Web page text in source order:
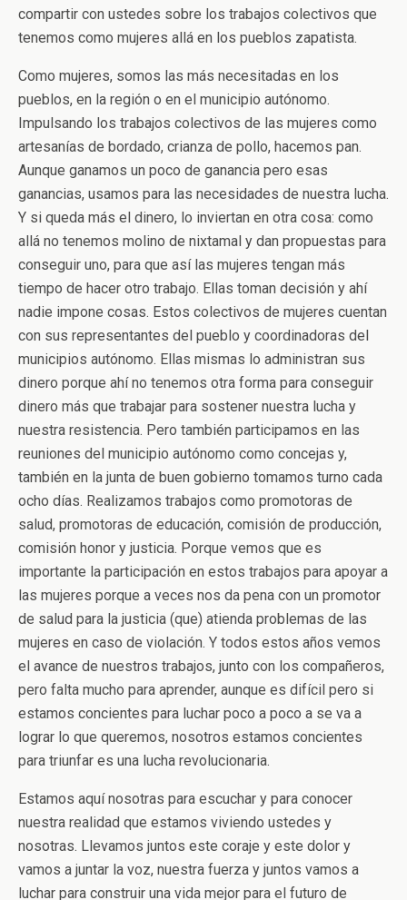
compartir con ustedes sobre los trabajos colectivos que
tenemos como mujeres allá en los pueblos zapatista.
Como mujeres, somos las más necesitadas en los
pueblos, en la región o en el municipio autónomo.
Impulsando los trabajos colectivos de las mujeres como
artesanías de bordado, crianza de pollo, hacemos pan.
Aunque ganamos un poco de ganancia pero esas
ganancias, usamos para las necesidades de nuestra lucha.
Y si queda más el dinero, lo inviertan en otra cosa: como
allá no tenemos molino de nixtamal y dan propuestas para
conseguir uno, para que así las mujeres tengan más
tiempo de hacer otro trabajo. Ellas toman decisión y ahí
nadie impone cosas. Estos colectivos de mujeres cuentan
con sus representantes del pueblo y coordinadoras del
municipios autónomo. Ellas mismas lo administran sus
dinero porque ahí no tenemos otra forma para conseguir
dinero más que trabajar para sostener nuestra lucha y
nuestra resistencia. Pero también participamos en las
reuniones del municipio autónomo como concejas y,
también en la junta de buen gobierno tomamos turno cada
ocho días. Realizamos trabajos como promotoras de
salud, promotoras de educación, comisión de producción,
comisión honor y justicia. Porque vemos que es
importante la participación en estos trabajos para apoyar a
las mujeres porque a veces nos da pena con un promotor
de salud para la justicia (que) atienda problemas de las
mujeres en caso de violación. Y todos estos años vemos
el avance de nuestros trabajos, junto con los compañeros,
pero falta mucho para aprender, aunque es difícil pero si
estamos concientes para luchar poco a poco a se va a
lograr lo que queremos, nosotros estamos concientes
para triunfar es una lucha revolucionaria.
Estamos aquí nosotras para escuchar y para conocer
nuestra realidad que estamos viviendo ustedes y
nosotras. Llevamos juntos este coraje y este dolor y
vamos a juntar la voz, nuestra fuerza y juntos vamos a
luchar para construir una vida mejor para el futuro de